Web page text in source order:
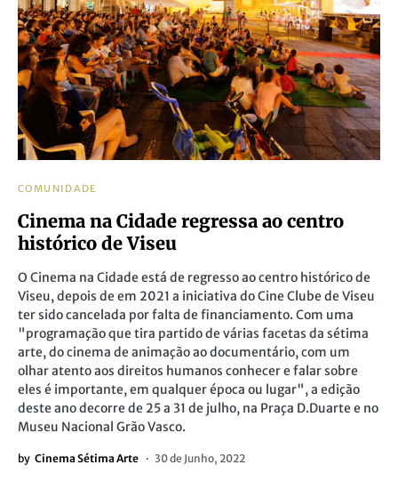
COMUNIDADE
Cinema na Cidade regressa ao centro
histórico de Viseu
O Cinema na Cidade está de regresso ao centro histórico de
Viseu, depois de em 2021 a iniciativa do Cine Clube de Viseu
ter sido cancelada por falta de financiamento. Com uma
"programação que tira partido de várias facetas da sétima
arte, do cinema de animação ao documentário, com um
olhar atento aos direitos humanos conhecer e falar sobre
eles é importante, em qualquer época ou lugar", a edição
deste ano decorre de 25 a 31 de julho, na Praça D.Duarte e no
Museu Nacional Grão Vasco.
by Cinema Sétima Arte 30 de Junho, 2022